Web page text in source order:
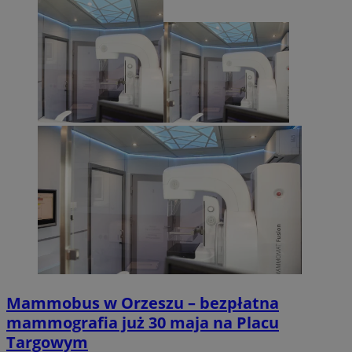
Mammobus w Orzeszu – bezpłatna
mammografia już 30 maja na Placu
Targowym
zarządzanie kontem. Bez niezbędnych plików cookie nie można
prawidłowo korzystać ze strony internetowej.
Provider/
Domena
SessID
orzesze.com.pl
QeSessID orzesze.com.pl
orzesze.com.pl
VISITOR_PRIVACY_METADATA
.youtube.com